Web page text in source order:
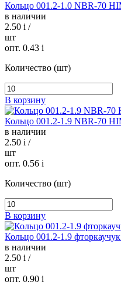
Кольцо 001.2-1.0 NBR-70
в наличии
2.50 i /
шт
опт. 0.43 i
Количество (шт)
В корзину
Кольцо 001.2-1.9 NBR-70
в наличии
2.50 i /
шт
опт. 0.56 i
Количество (шт)
В корзину
Кольцо 001.2-1.9
в наличии
2.50 i /
шт
опт. 0.90 i